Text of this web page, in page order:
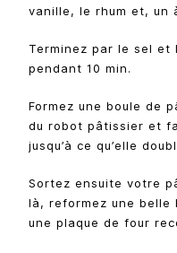
vanille, le rhum et, un
Terminez par le sel
pendant 10 min.
Formez une boule de
du robot pâtissier et
jusqu’à ce qu’elle
Sortez ensuite votre
là, reformez une belle
une plaque de four